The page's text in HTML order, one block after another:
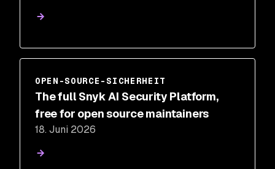
OPEN-SOURCE-SICHERHEIT
The full Snyk AI Security Platform,
free for open source maintainers
18. Juni 2026